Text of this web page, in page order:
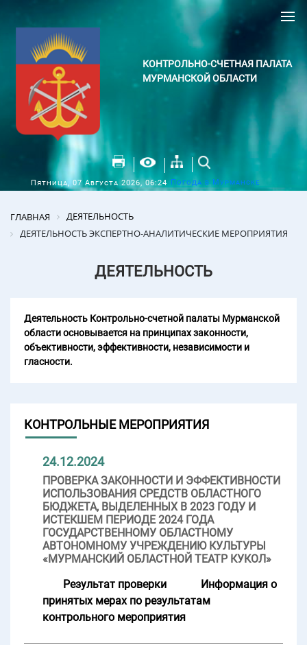
КОНТРОЛЬНО-СЧЕТНАЯ ПАЛАТА
МУРМАНСКОЙ ОБЛАСТИ
Пятница, 07 Августа 2026, 06:24 Погода в Мурманске
ГЛАВНАЯ
ДЕЯТЕЛЬНОСТЬ
ДЕЯТЕЛЬНОСТЬ ЭКСПЕРТНО-АНАЛИТИЧЕСКИЕ МЕРОПРИЯТИЯ
ДЕЯТЕЛЬНОСТЬ
Деятельность Контрольно-счетной палаты Мурманской
области основывается на принципах законности,
объективности, эффективности, независимости и
гласности.
КОНТРОЛЬНЫЕ МЕРОПРИЯТИЯ
24.12.2024
ПРОВЕРКА ЗАКОННОСТИ И ЭФФЕКТИВНОСТИ
ИСПОЛЬЗОВАНИЯ СРЕДСТВ ОБЛАСТНОГО
БЮДЖЕТА, ВЫДЕЛЕННЫХ В 2023 ГОДУ И
ИСТЕКШЕМ ПЕРИОДЕ 2024 ГОДА
ГОСУДАРСТВЕННОМУ ОБЛАСТНОМУ
АВТОНОМНОМУ УЧРЕЖДЕНИЮ КУЛЬТУРЫ
«МУРМАНСКИЙ ОБЛАСТНОЙ ТЕАТР КУКОЛ»
Результат проверки
Информация о
принятых мерах по результатам
контрольного мероприятия